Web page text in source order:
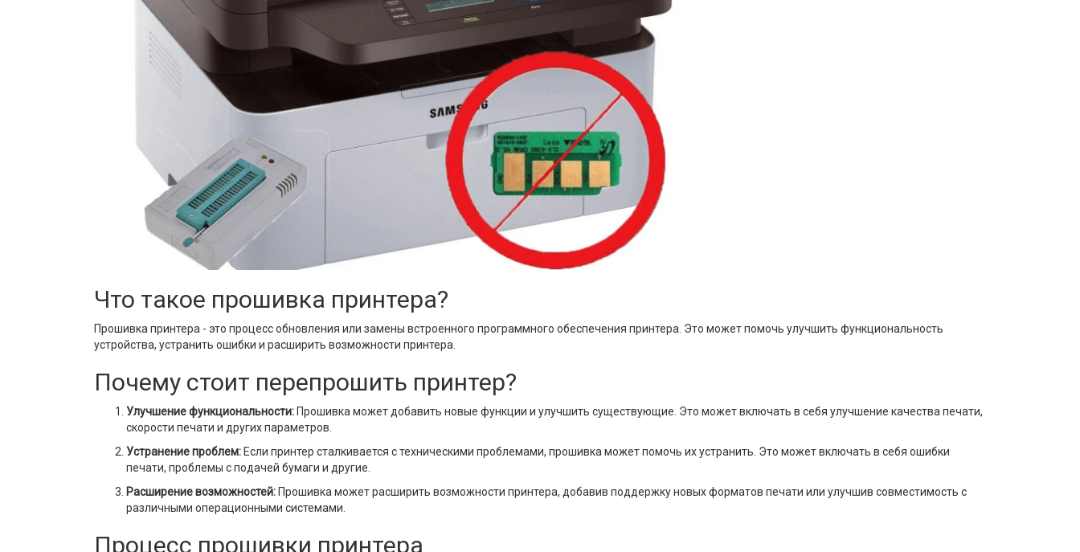
Что такое прошивка принтера?
Прошивка принтера - это процесс обновления или замены встроенного программного обеспечения принтера. Это может помочь улучшить функциональность
устройства, устранить ошибки и расширить возможности принтера.
Почему стоит перепрошить принтер?
Улучшение функциональности: Прошивка может добавить новые функции и улучшить существующие. Это может включать в себя улучшение качества печати,
скорости печати и других параметров.
Устранение проблем: Если принтер сталкивается с техническими проблемами, прошивка может помочь их устранить. Это может включать в себя ошибки
печати, проблемы с подачей бумаги и другие.
Расширение возможностей: Прошивка может расширить возможности принтера, добавив поддержку новых форматов печати или улучшив совместимость с
различными операционными системами.
Процесс прошивки принтера